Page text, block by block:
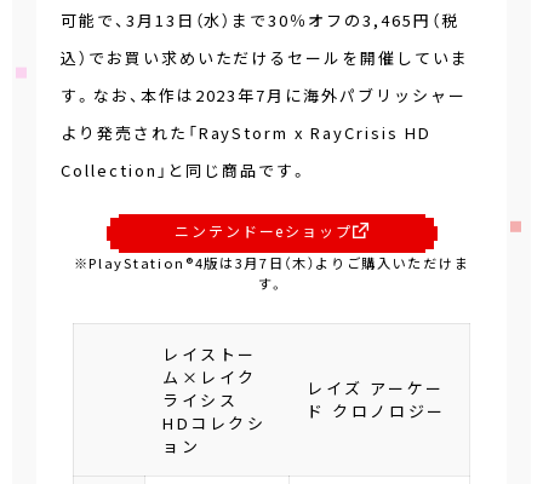
可能で、3月13日（水）まで30％オフの3,465円（税
込）でお買い求めいただけるセールを開催していま
す。なお、本作は2023年7月に海外パブリッシャー
より発売された「RayStorm x RayCrisis HD
Collection」と同じ商品です。
ニンテンドーeショップ
※PlayStation®4版は3月7日（木）よりご購入いただけま
す。
レイストー
ム×レイク
ライシス
HDコレクシ
ョン
レイズ アーケー
ド クロノロジー